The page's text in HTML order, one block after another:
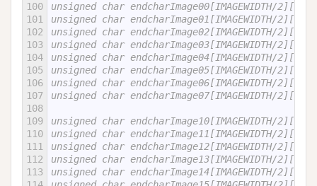
100
101
102
103
104
105
106
107
108
109
110
111
112
113
unsigned char endcharImage00[IMAGEWIDTH/
unsigned char endcharImage01[IMAGEWIDTH/
unsigned char endcharImage02[IMAGEWIDTH/
unsigned char endcharImage03[IMAGEWIDTH/
unsigned char endcharImage04[IMAGEWIDTH/
unsigned char endcharImage05[IMAGEWIDTH/
unsigned char endcharImage06[IMAGEWIDTH/
unsigned char endcharImage07[IMAGEWIDTH/
unsigned char endcharImage10[IMAGEWIDTH/
unsigned char endcharImage11[IMAGEWIDTH/
unsigned char endcharImage12[IMAGEWIDTH/
unsigned char endcharImage13[IMAGEWIDTH/
unsigned char endcharImage14[IMAGEWIDTH/